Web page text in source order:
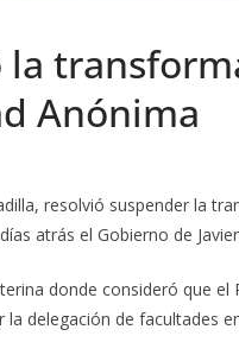
Anónima
resolvió suspender la
atrás el Gobierno de
donde consideró que el
delegación de facultades